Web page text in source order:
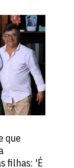
que
filhas: 'É